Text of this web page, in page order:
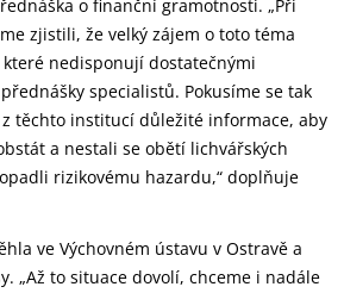
o finanční gramotnosti. „Při
zjistili, že velký zájem o toto téma
nedisponují dostatečnými
specialistů. Pokusíme se tak
těchto institucí důležité informace, aby
a nestali se obětí lichvářských
rizikovému hazardu,“ doplňuje
ve Výchovném ústavu v Ostravě a
„Až to situace dovolí, chceme i nadále